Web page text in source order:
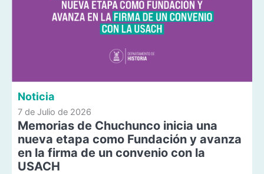
Noticia
7 de Julio de 2026
Memorias de Chuchunco inicia una
nueva etapa como Fundación y avanza
en la firma de un convenio con la
USACH